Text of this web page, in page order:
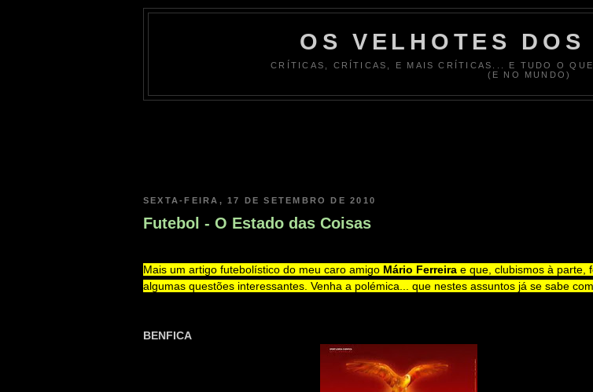
OS VELHOTES DOS
CRÍTICAS, CRÍTICAS, E MAIS CRÍTICAS... E TUDO O QUE
(E NO MUNDO)
SEXTA-FEIRA, 17 DE SETEMBRO DE 2010
Futebol - O Estado das Coisas
Mais um artigo futebolístico do meu caro amigo Mário Ferreira e que, clubismos à parte,
algumas questões interessantes. Venha a polémica... que nestes assuntos já se sabe
BENFICA